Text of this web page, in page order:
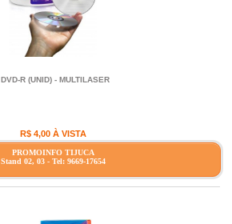
DVD-R (UNID) - MULTILASER
R$ 4,00 À VISTA
PROMOINFO TIJUCA
Stand 02, 03 - Tel: 9669-17654